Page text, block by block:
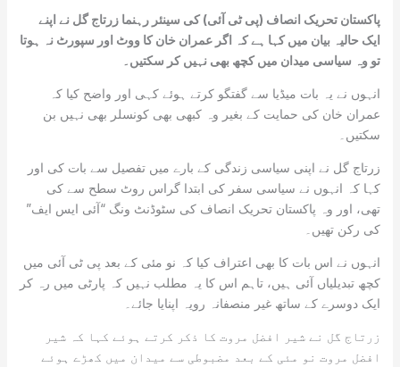
پاکستان تحریک انصاف (پی ٹی آئی) کی سینئر رہنما زرتاج گل نے اپنے
ایک حالیہ بیان میں کہا ہے کہ اگر عمران خان کا ووٹ اور سپورٹ نہ ہوتا
تو وہ سیاسی میدان میں کچھ بھی نہیں کر سکتیں۔
انہوں نے یہ بات میڈیا سے گفتگو کرتے ہوئے کہی اور واضح کیا کہ
عمران خان کی حمایت کے بغیر وہ کبھی بھی کونسلر بھی نہیں بن
سکتیں۔
زرتاج گل نے اپنی سیاسی زندگی کے بارے میں تفصیل سے بات کی اور
کہا کہ انہوں نے سیاسی سفر کی ابتدا گراس روٹ سطح سے کی
تھی، اور وہ پاکستان تحریک انصاف کی سٹوڈنٹ ونگ “آئی ایس ایف”
کی رکن تھیں۔
انہوں نے اس بات کا بھی اعتراف کیا کہ نو مئی کے بعد پی ٹی آئی میں
کچھ تبدیلیاں آئی ہیں، تاہم اس کا یہ مطلب نہیں کہ پارٹی میں رہ کر
ایک دوسرے کے ساتھ غیر منصفانہ رویہ اپنایا جائے۔
زرتاج گل نے شیر افضل مروت کا ذکر کرتے ہوئے کہا کہ شیر
افضل مروت نو مئی کے بعد مضبوطی سے میدان میں کھڑے ہوئے